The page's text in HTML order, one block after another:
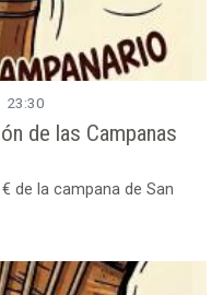
23:30
de las Campanas
de la campana de San